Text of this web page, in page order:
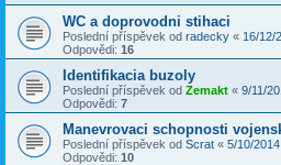
WC a doprovodni stihaci
Poslední příspěvek od radecky « 16/12/
Odpovědi: 16
Identifikacia buzoly
Poslední příspěvek od Zemakt « 9/11/
Odpovědi: 7
Manevrovaci schopnosti
Poslední příspěvek od Scrat « 5/10/
Odpovědi: 10